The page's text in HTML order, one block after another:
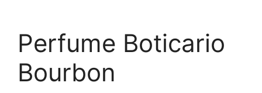
Perfume Boticario
Bourbon